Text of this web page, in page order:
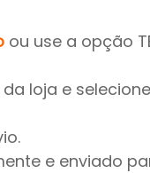
ou use a opção
loja e
e enviado